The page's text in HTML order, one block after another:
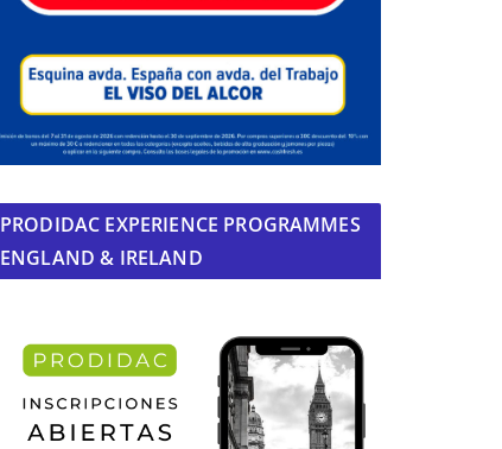
PRODIDAC EXPERIENCE PROGRAMMES
ENGLAND & IRELAND